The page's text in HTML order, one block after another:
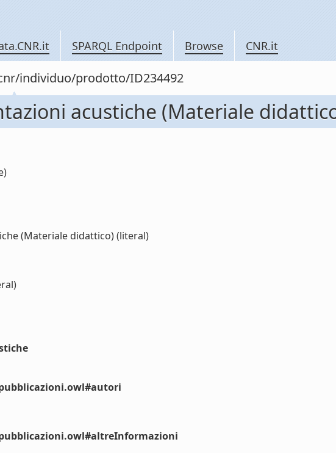
SPARQL Endpoint Browse CNR.it
individuo/prodotto/ID234492
acustiche (Materiale
(Materiale didattico) (literal)